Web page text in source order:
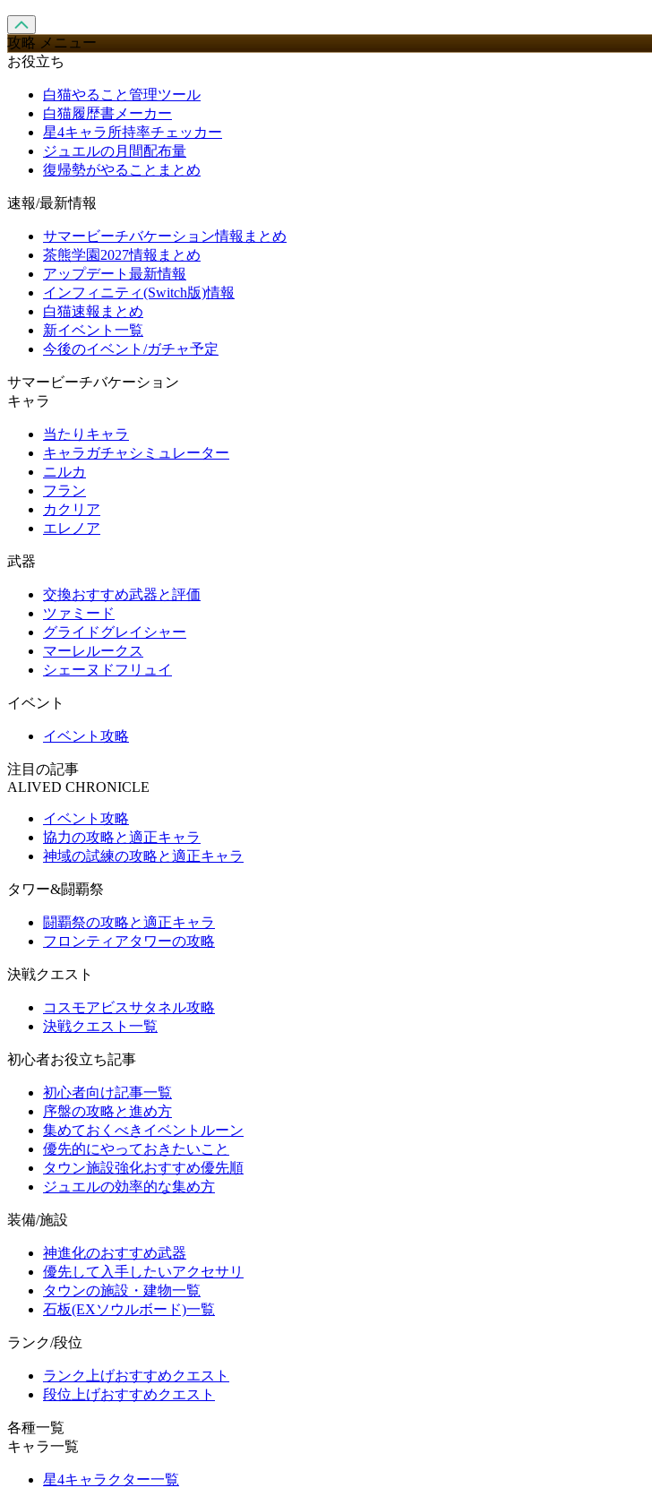
攻略 メニュー
お役立ち
白猫やること管理ツール
白猫履歴書メーカー
星4キャラ所持率チェッカー
ジュエルの月間配布量
復帰勢がやることまとめ
速報/最新情報
サマービーチバケーション情報まとめ
茶熊学園2027情報まとめ
アップデート最新情報
インフィニティ(Switch版)情報
白猫速報まとめ
新イベント一覧
今後のイベント/ガチャ予定
サマービーチバケーション
キャラ
当たりキャラ
キャラガチャシミュレーター
ニルカ
フラン
カクリア
エレノア
武器
交換おすすめ武器と評価
ツァミード
グライドグレイシャー
マーレルークス
シェーヌドフリュイ
イベント
イベント攻略
注目の記事
ALIVED CHRONICLE
イベント攻略
協力の攻略と適正キャラ
神域の試練の攻略と適正キャラ
タワー&闘覇祭
闘覇祭の攻略と適正キャラ
フロンティアタワーの攻略
決戦クエスト
コスモアビスサタネル攻略
決戦クエスト一覧
初心者お役立ち記事
初心者向け記事一覧
序盤の攻略と進め方
集めておくべきイベントルーン
優先的にやっておきたいこと
タウン施設強化おすすめ優先順
ジュエルの効率的な集め方
装備/施設
神進化のおすすめ武器
優先して入手したいアクセサリ
タウンの施設・建物一覧
石板(EXソウルボード)一覧
ランク/段位
ランク上げおすすめクエスト
段位上げおすすめクエスト
各種一覧
キャラ一覧
星4キャラクター一覧